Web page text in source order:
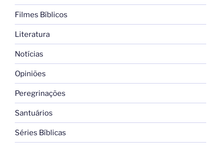
Filmes Bíblicos
Literatura
Notícias
Opiniões
Peregrinações
Santuários
Séries Bíblicas